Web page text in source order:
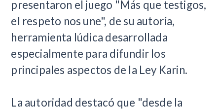
presentaron el juego "Más que testigos,
el respeto nos une", de su autoría,
herramienta lúdica desarrollada
especialmente para difundir los
principales aspectos de la Ley Karin.
La autoridad destacó que "desde la